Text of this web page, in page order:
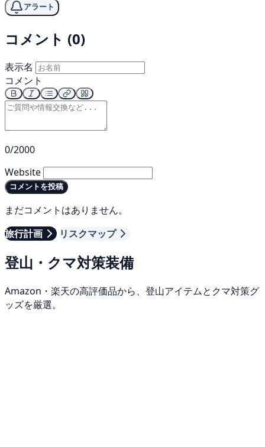
アラート
コメント (0)
表示名
コメント
0/2000
Website
コメントを投稿
まだコメントはありません。
旅行計画
リスクマップ
登山・クマ対策装備
Amazon・楽天の高評価品から、登山アイテムとクマ対策グ
ッズを厳選。